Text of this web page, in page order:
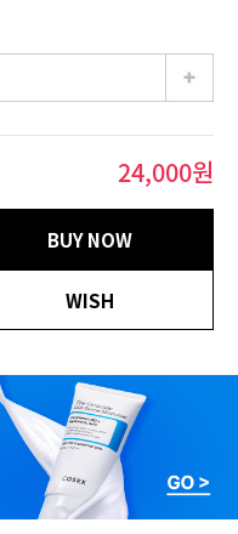
24,000원
BUY NOW
WISH